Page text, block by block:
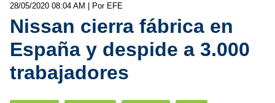
28/05/2020 08:04 AM | Por EFE
Nissan cierra fábrica en
España y despide a 3.000
trabajadores